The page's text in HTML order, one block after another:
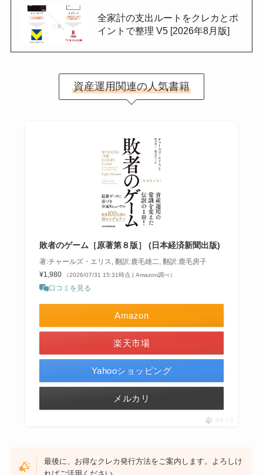
全家計の支出ルートをクレカとポ
イントで整理 V5 [2026年8月版]
資産運用関連の人気書籍
敗者のゲーム［原著第８版］ (日本経済新聞出版)
著:チャールズ・エリス, 翻訳:鹿毛雄二, 翻訳:鹿毛房子
¥1,980
（2026/07/31 15:31時点 | Amazon調べ）
口コミを見る
Amazon
楽天市場
Yahooショッピング
メルカリ
ポチップ
最後に、お得なクレカ発行方法をご案内します。よろしけ